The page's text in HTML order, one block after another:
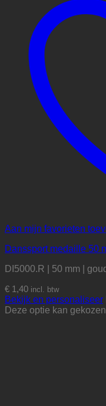
Aan mijn favorieten
Danssport medaille 50
DI5000.R | 50 mm |
€ 1,40 incl. btw
Bekijk en personaliseer
Deze optie kan